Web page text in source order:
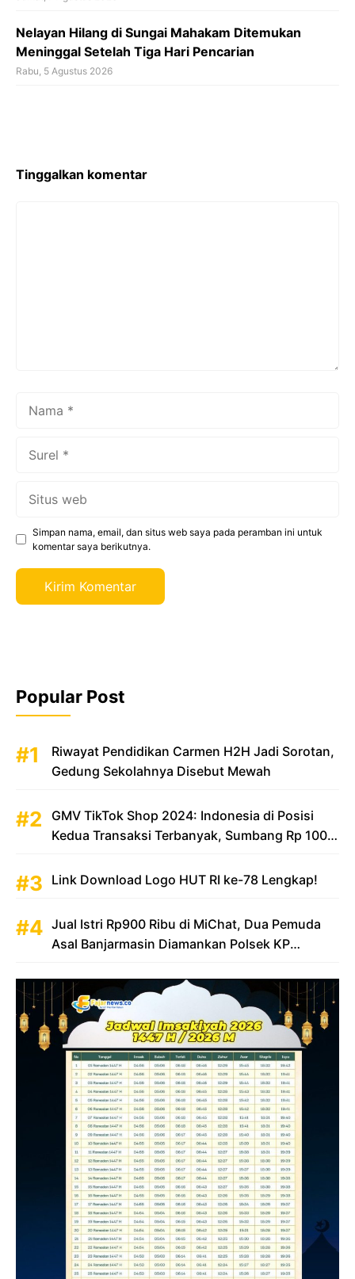
Nelayan Hilang di Sungai Mahakam Ditemukan
Meninggal Setelah Tiga Hari Pencarian
Rabu, 5 Agustus 2026
Tinggalkan komentar
Simpan nama, email, dan situs web saya pada peramban ini untuk
komentar saya berikutnya.
Popular Post
Riwayat Pendidikan Carmen H2H Jadi Sorotan,
Gedung Sekolahnya Disebut Mewah
GMV TikTok Shop 2024: Indonesia di Posisi
Kedua Transaksi Terbanyak, Sumbang Rp 100
Link Download Logo HUT RI ke-78 Lengkap!
Jual Istri Rp900 Ribu di MiChat, Dua Pemuda
Asal Banjarmasin Diamankan Polsek KP